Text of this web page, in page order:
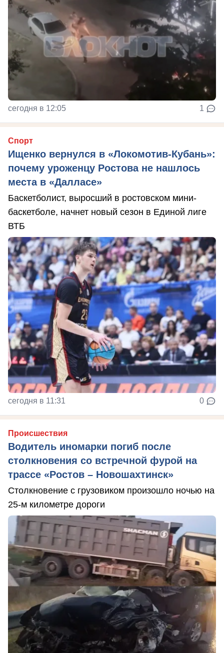
сегодня в 12:05 1
Спорт
Ищенко вернулся в «Локомотив-Кубань»:
почему уроженцу Ростова не нашлось
места в «Далласе»
Баскетболист, выросший в ростовском мини-
баскетболе, начнет новый сезон в Единой лиге
ВТБ
сегодня в 11:31 0
Происшествия
Водитель иномарки погиб после
столкновения со встречной фурой на
трассе «Ростов – Новошахтинск»
Столкновение с грузовиком произошло ночью на
25-м километре дороги